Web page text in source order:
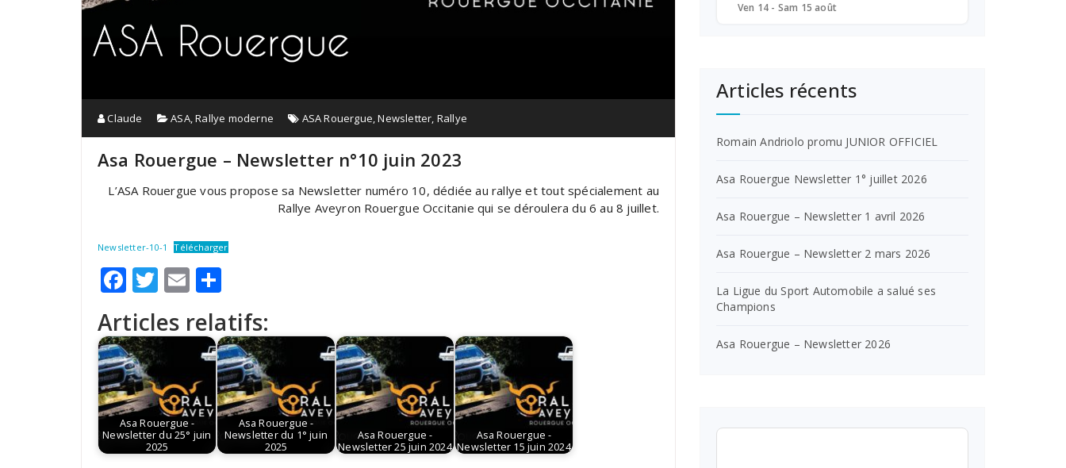
Claude ASA,Rallye moderne ASA Rouergue,Newsletter, Rallye
Asa Rouergue – Newsletter n°10 juin 2023
L’ASA Rouergue vous propose sa Newsletter numéro 10, dédiée au rallye et tout spécialement au
Rallye Aveyron Rouergue Occitanie qui se déroulera du 6 au 8 juillet.
Newsletter-10-1 Télécharger
Facebook
Twitter
Email
Articles relatifs:
Asa Rouergue -
Newsletter du 25° juin
2025
Asa Rouergue -
Newsletter du 1° juin
2025
Asa Rouergue -
Newsletter 25 juin 2024
Asa Rouergue -
Newsletter 15 juin 2024
Ven 14 - Sam 15 août
Articles récents
Romain Andriolo promu JUNIOR OFFICIEL
Asa Rouergue Newsletter 1° juillet 2026
Asa Rouergue – Newsletter 1 avril 2026
Asa Rouergue – Newsletter 2 mars 2026
La Ligue du Sport Automobile a salué ses
Champions
Asa Rouergue – Newsletter 2026